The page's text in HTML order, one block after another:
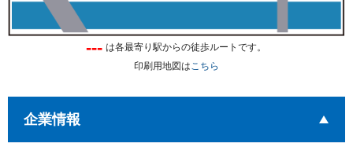
--- は各最寄り駅からの徒歩ルートです。
印刷用地図は こちら
企業情報